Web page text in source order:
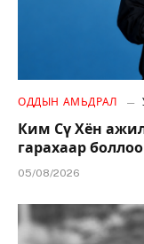
ОДДЫН АМЬДРАЛ
Ким Сү Хён
гарахаар боллоо
05/08/2026